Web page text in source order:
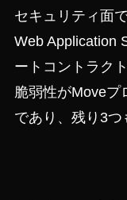
セキュリティ面
Web Application
ートコントラク
脆弱性がMoveプ
であり、残り3つ